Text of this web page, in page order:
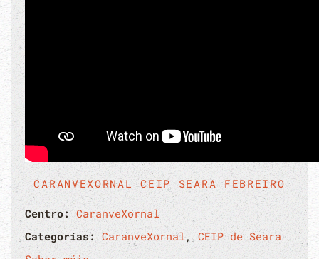
CARANVEXORNAL CEIP SEARA FEBREIRO
Centro: CaranveXornal
Categorías:CaranveXornal,CEIP de Seara